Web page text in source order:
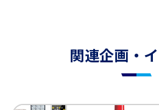
関連企画・